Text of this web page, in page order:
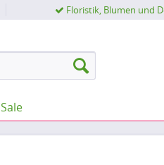
Floristik, Blumen und
Sale